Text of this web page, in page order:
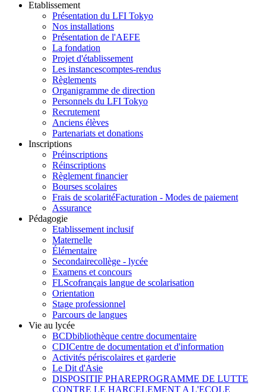
Etablissement
Présentation du LFI Tokyo
Nos installations
Présentation de l'AEFE
La fondation
Projet d'établissement
Les instancescomptes-rendus
Règlements
Organigramme de direction
Personnels du LFI Tokyo
Recrutement
Anciens élèves
Partenariats et donations
Inscriptions
Préinscriptions
Réinscriptions
Règlement financier
Bourses scolaires
Frais de scolaritéFacturation - Modes de paiement
Assurance
Pédagogie
Etablissement inclusif
Maternelle
Élémentaire
Secondairecollège - lycée
Examens et concours
FLScofrançais langue de scolarisation
Orientation
Stage professionnel
Parcours de langues
Vie au lycée
BCDbibliothèque centre documentaire
CDICentre de documentation et d'information
Activités périscolaires et garderie
Le Dit d'Asie
DISPOSITIF PHAREPROGRAMME DE LUTTE
CONTRE LE HARCELEMENT A L'ECOLE